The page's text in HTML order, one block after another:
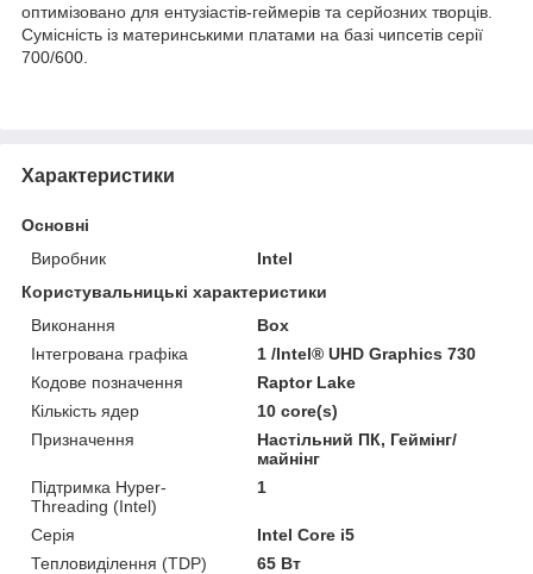
оптимізовано для ентузіастів-геймерів та серйозних творців.
Сумісність із материнськими платами на базі чипсетів серії
700/600.
Характеристики
Основні
Виробник
Intel
Користувальницькі характеристики
Виконання
Box
Інтегрована графіка
1 /Intel® UHD Graphics 730
Кодове позначення
Raptor Lake
Кількість ядер
10 core(s)
Призначення
Настільний ПК, Геймінг/
майнінг
Підтримка Hyper-
Threading (Intel)
1
Серія
Intel Core i5
Тепловиділення (TDP)
65 Вт